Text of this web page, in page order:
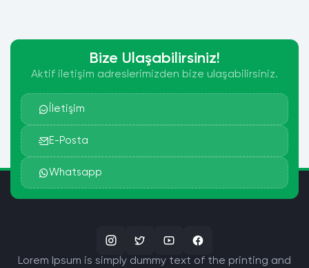
Bize Ulaşabilirsiniz!
Aktif iletişim adreslerimizden bize ulaşabilirsiniz.
İletişim
E-Posta
Whatsapp
Lorem Ipsum is simply dummy text of the printing and